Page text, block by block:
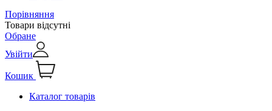
Порівняння
Товари відсутні
Обране
Увійти
Кошик
Каталог товарів